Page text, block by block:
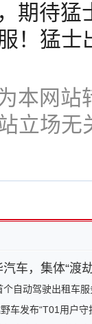
期待
！猛士
本网
立场
车，集体“渡
个自动驾驶出租车
车发布“T01用户